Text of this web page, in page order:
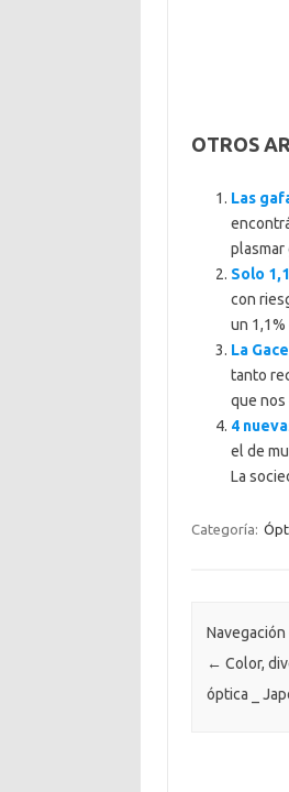
OTROS
Las
plasmar
Solo
con
un
La
tanto
que nos
4
el de
La
Categoría:
← Color,
óptica _